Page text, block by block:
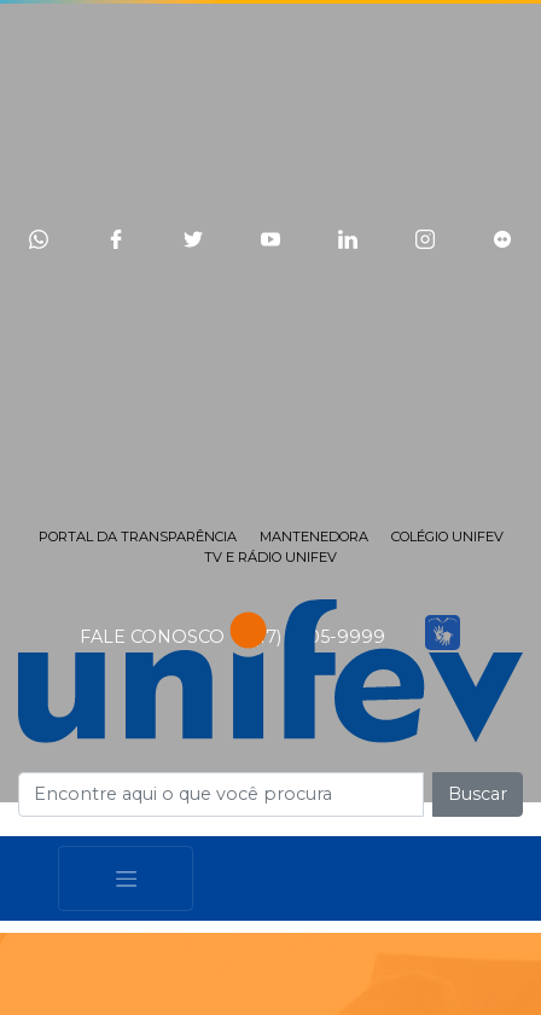
FALE CONOSCO (17) 3405-9999
PORTAL DA TRANSPARÊNCIA MANTENEDORA
COLÉGIO UNIFEV
TV E RÁDIO UNIFEV
Buscar